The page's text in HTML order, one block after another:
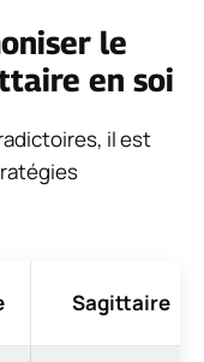
le
en soi
il est
Sagittaire